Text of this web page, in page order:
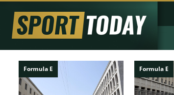
Formula E Formula E